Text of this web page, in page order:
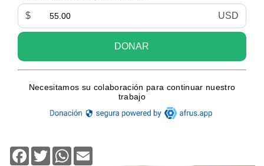
Facebook
TwitterWhatsApp